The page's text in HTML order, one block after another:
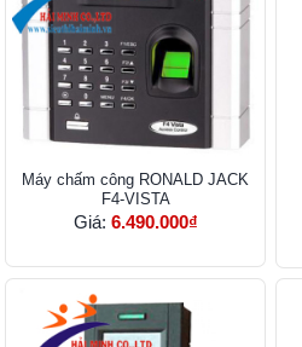
Máy chấm công RONALD JACK
F4-VISTA
Giá: 6.490.000₫